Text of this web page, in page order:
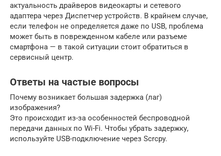
актуальность драйверов видеокарты и сетевого
адаптера через Диспетчер устройств. В крайнем случае,
если телефон не определяется даже по USB, проблема
может быть в поврежденном кабеле или разъеме
смартфона — в такой ситуации стоит обратиться в
сервисный центр.
Ответы на частые вопросы
Почему возникает большая задержка (лаг)
изображения?
Это происходит из-за особенностей беспроводной
передачи данных по Wi-Fi. Чтобы убрать задержку,
используйте USB-подключение через Scrcpy.